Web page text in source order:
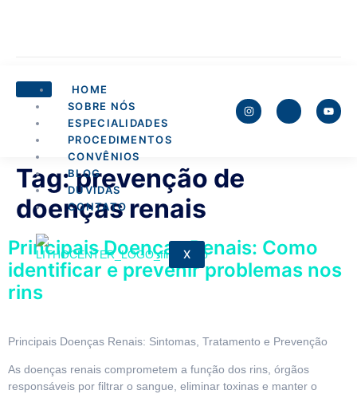
HOME
SOBRE NÓS
ESPECIALIDADES
PROCEDIMENTOS
CONVÊNIOS
BLOG
DÚVIDAS
CONTATO
X
Tag:prevenção de
doenças renais
Principais Doenças Renais: Como
identificar e prevenir problemas nos
rins
Principais Doenças Renais: Sintomas, Tratamento e Prevenção
As doenças renais comprometem a função dos rins, órgãos
responsáveis por filtrar o sangue, eliminar toxinas e manter o